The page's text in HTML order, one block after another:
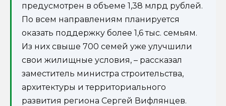
предусмотрен в объеме 1,38 млрд рублей.
По всем направлениям планируется
оказать поддержку более 1,6 тыс. семьям.
Из них свыше 700 семей уже улучшили
свои жилищные условия, – рассказал
заместитель министра строительства,
архитектуры и территориального
развития региона Сергей Вифлянцев.